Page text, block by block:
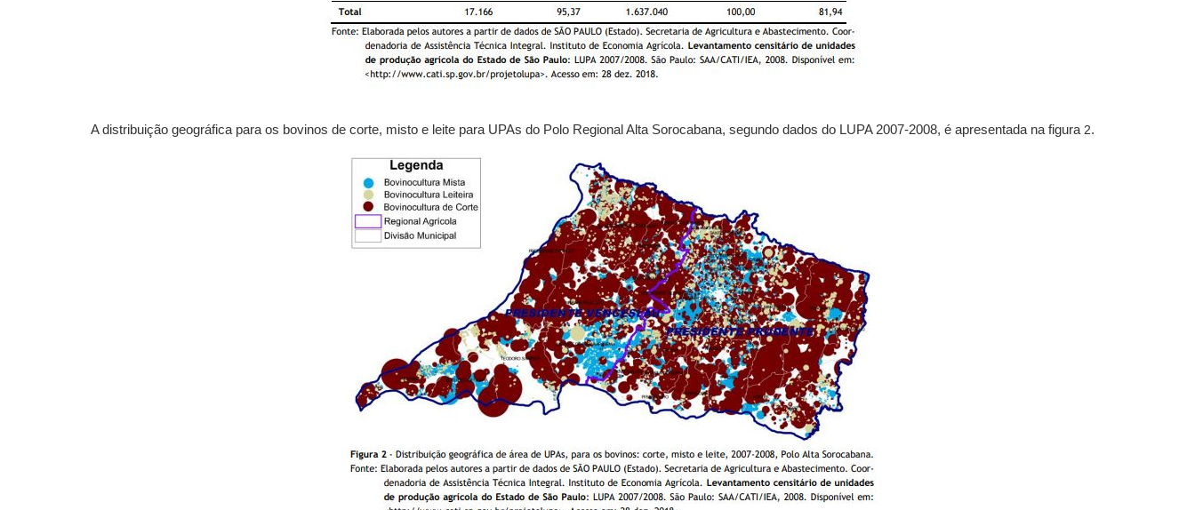
A distribuição geográfica para os bovinos de corte, misto e leite para UPAs do Polo Regional Alta Sorocabana, segundo dados do LUPA 2007-2008, é apresentada na figura 2.